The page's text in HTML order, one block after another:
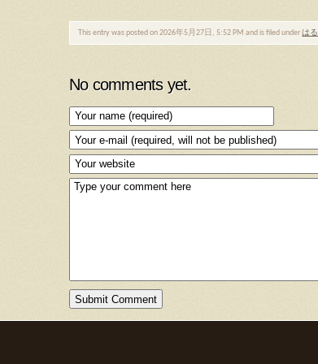
This entry was posted on 2026年5月27日, 5:52 PM and is filed underはる
No comments yet.